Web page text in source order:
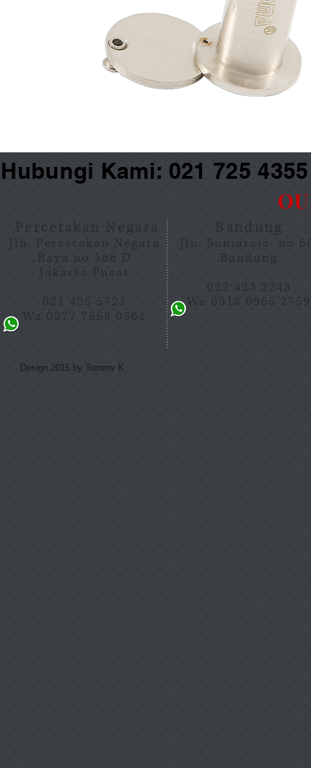
Kami: 021 725
Percetakan Negara
Jln. Percetakan Negara
Raya no 566 D
Jakarta Pusat
021 425 5721
Wa 0877 7558 0361
Bandung
Jln. Suniaraja no
Bandung
022 423 2243
Wa 0818 0965 2759
Design 2015 by Tommy K.